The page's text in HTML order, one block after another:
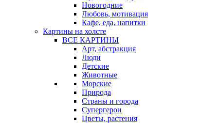
Новогодние
Любовь, мотивация
Кафе, еда, напитки
Картины на холсте
ВСЕ КАРТИНЫ
Арт, абстракция
Люди
Детские
Животные
Морские
Природа
Страны и города
Супергерои
Цветы, растения